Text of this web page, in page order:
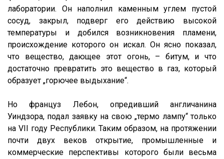
лаборатории. Он наполнил каменным углем пустой
сосуд, закрыл, подверг его действию высокой
температуры и добился возникновения пламени,
происхождение которого он искал. Он ясно показал,
что вещество, дающее этот огонь, – битум, и что
достаточно превратить это вещество в газ, который
образует „горючее выдыхание“.
Но француз Лебон, опредивший англичанина
Уиндзора, подал заявку на свою „термо лампу“ только
на VII году Республики. Таким образом, на протяжении
почти двух веков открытие, промышленные и
коммерческие перспективы которого были весьма